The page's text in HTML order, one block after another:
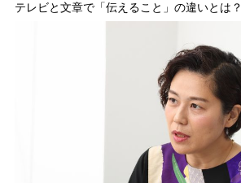
テレビと文章で「伝えること」の違いとは？